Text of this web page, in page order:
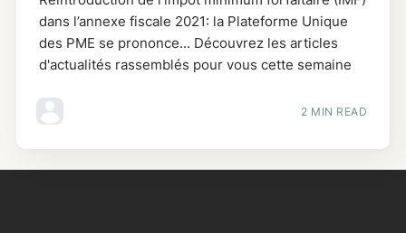
dans l’annexe fiscale 2021: la Plateforme Unique
des PME se prononce... Découvrez les articles
d'actualités rassemblés pour vous cette semaine
2 MIN READ